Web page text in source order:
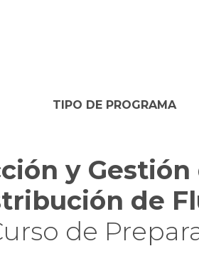
TIPO DE PROGRAMA
y
de
de